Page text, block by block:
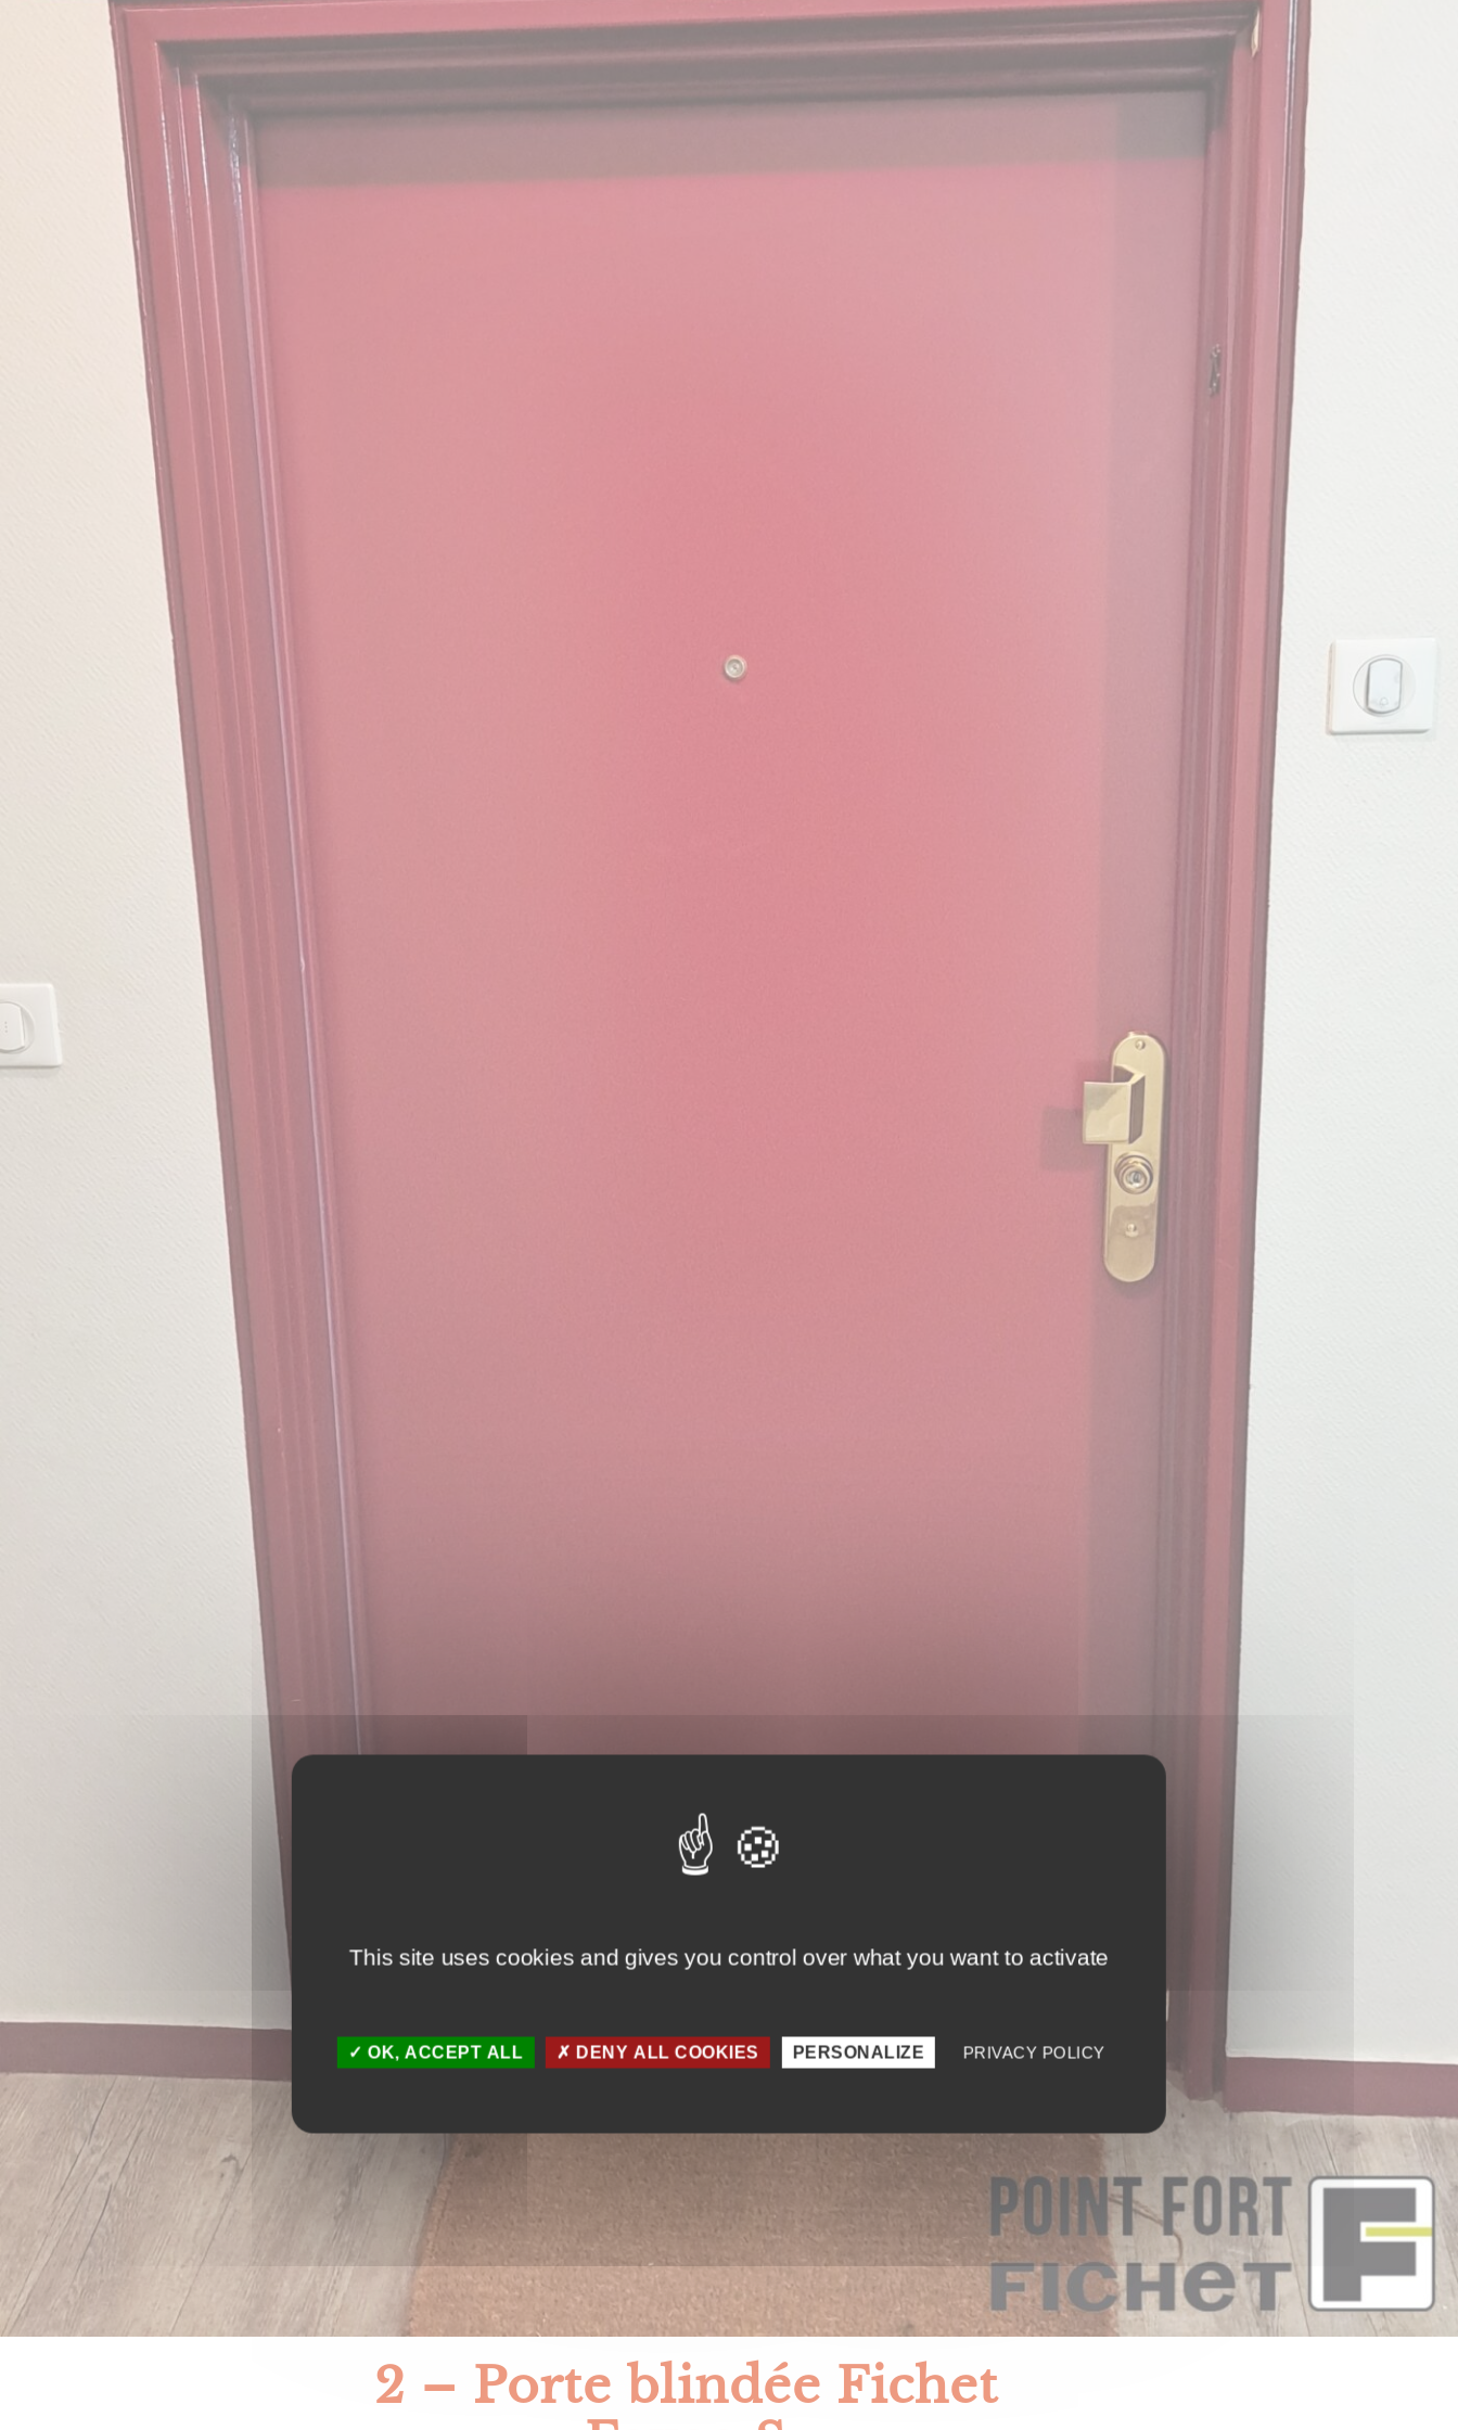
2 – Porte blindée Fichet
This site uses cookies and gives you control over what you want to activate
OK, ACCEPT ALL DENY ALL COOKIES PERSONALIZE PRIVACY POLICY